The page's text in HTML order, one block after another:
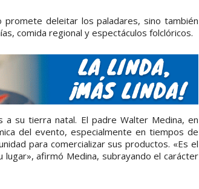
deleitar los paladares, sino también
comida regional y espectáculos folclóricos.
su tierra natal. El padre Walter Medina, en
del evento, especialmente en tiempos de
para comercializar sus productos. «Es el
afirmó Medina, subrayando el carácter